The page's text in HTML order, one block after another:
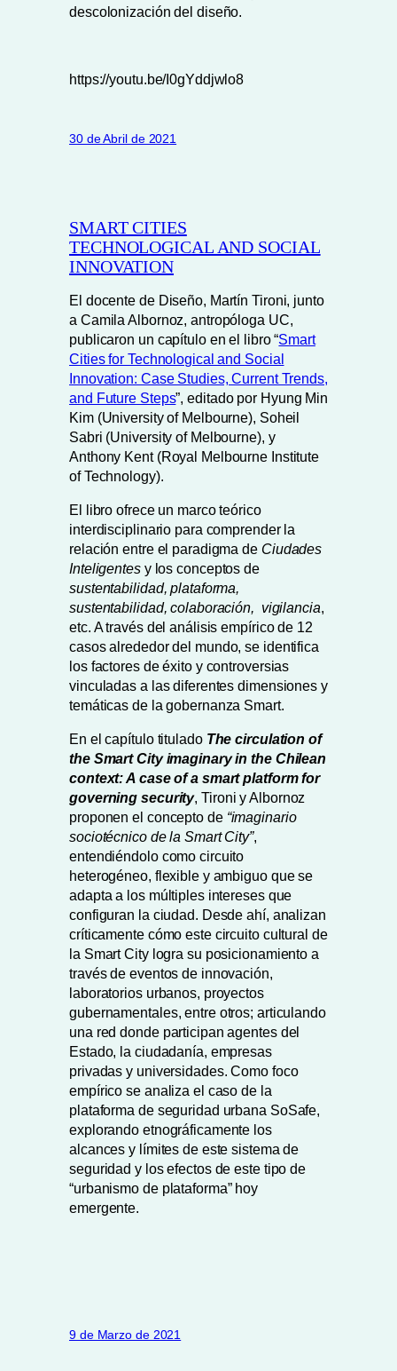
descolonización del diseño.
https://youtu.be/I0gYddjwlo8
30 de Abril de 2021
SMART CITIES
TECHNOLOGICAL AND SOCIAL
INNOVATION
El docente de Diseño, Martín Tironi, junto
a Camila Albornoz, antropóloga UC,
publicaron un capítulo en el libro “Smart
Cities for Technological and Social
Innovation: Case Studies, Current Trends,
and Future Steps”, editado por Hyung Min
Kim (University of Melbourne), Soheil
Sabri (University of Melbourne), y
Anthony Kent (Royal Melbourne Institute
of Technology).
El libro ofrece un marco teórico
interdisciplinario para comprender la
relación entre el paradigma de Ciudades
Inteligentes y los conceptos de
sustentabilidad, plataforma,
sustentabilidad, colaboración, vigilancia,
etc. A través del análisis empírico de 12
casos alrededor del mundo, se identifica
los factores de éxito y controversias
vinculadas a las diferentes dimensiones y
temáticas de la gobernanza Smart.
En el capítulo titulado The circulation of
the Smart City imaginary in the Chilean
context: A case of a smart platform for
governing security, Tironi y Albornoz
proponen el concepto de “imaginario
sociotécnico de la Smart City”,
entendiéndolo como circuito
heterogéneo, flexible y ambiguo que se
adapta a los múltiples intereses que
configuran la ciudad. Desde ahí, analizan
críticamente cómo este circuito cultural de
la Smart City logra su posicionamiento a
través de eventos de innovación,
laboratorios urbanos, proyectos
gubernamentales, entre otros; articulando
una red donde participan agentes del
Estado, la ciudadanía, empresas
privadas y universidades. Como foco
empírico se analiza el caso de la
plataforma de seguridad urbana SoSafe,
explorando etnográficamente los
alcances y límites de este sistema de
seguridad y los efectos de este tipo de
“urbanismo de plataforma” hoy
emergente.
9 de Marzo de 2021